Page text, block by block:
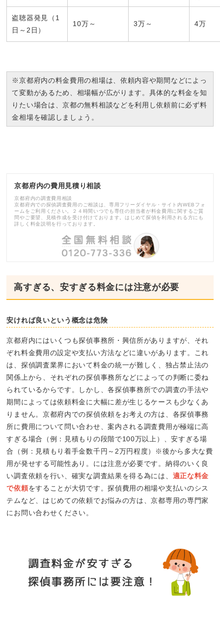
盗聴器発見（1
日～2日）
10万～ 3万～ 4万
※京都府内の料金費用の相場は、依頼内容や期間などによっ
て変動があるため、相場幅が広がります。具体的な料金を知
りたい場合は、京都の無料相談などを利用し依頼前に必ず料
金相場を確認しましょう。
京都府内の費用見積り相談
京都府内の調査費用相談
京都府内での探偵調査費用のご相談は、専用フリーダイヤル・サイト内WEBフォ
ームをご利用ください。２４時間いつでも専任の担当者が料金費用に関するご質
問やご要望、見積作成を受け付けております。はじめて探偵を利用される方にも
詳しく料金説明を行っております。
高すぎる、安すぎる料金には注意が必要
安ければ良いという概念は危険
京都府内にはいくつも探偵事務所・興信所がありますが、それ
ぞれ料金費用の設定や支払い方法などに違いがあります。これ
は、探偵調査業界において料金の統一が難しく、独占禁止法の
関係上から、それぞれの探偵事務所などによっての判断に委ね
られているからです。しかし、各探偵事務所での調査の手法や
期間によっては依頼料金に大幅に差が生じるケースも少なくあ
りません。京都府内での探偵依頼をお考えの方は、各探偵事務
所に費用について問い合わせ、案内される調査費用が極端に高
すぎる場合（例：見積もりの段階で100万以上）、安すぎる場
合（例：見積もり着手金数千円～2万円程度）※後から多大な費
用が発せする可能性あり。には注意が必要です。納得のいく良
い調査依頼を行い、確実な調査結果を得る為には、 適正な料金
で依頼をすることが大切です。探偵費用の相場や支払いのシス
テムなど、はじめての依頼でお悩みの方は、京都専用の専門家
にお問い合わせください。